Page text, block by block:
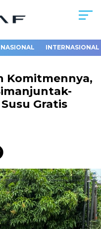
NASIONAL INTERNASIONAL
Komitmennya,
Gratis